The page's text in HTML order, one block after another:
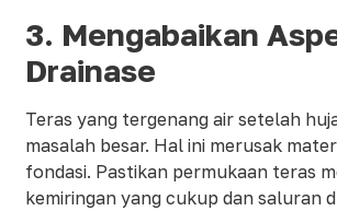
3. Mengabaikan
Drainase
Teras yang tergenang air setelah
masalah besar. Hal ini merusak
fondasi. Pastikan permukaan teras
kemiringan yang cukup dan saluran